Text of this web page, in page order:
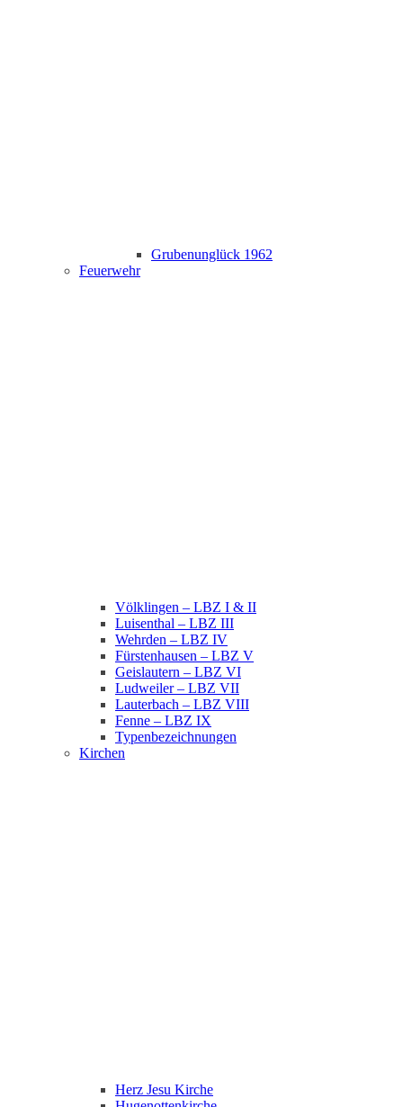
Grubenunglück 1962
Feuerwehr
Völklingen – LBZ I & II
Luisenthal – LBZ III
Wehrden – LBZ IV
Fürstenhausen – LBZ V
Geislautern – LBZ VI
Ludweiler – LBZ VII
Lauterbach – LBZ VIII
Fenne – LBZ IX
Typenbezeichnungen
Kirchen
Herz Jesu Kirche